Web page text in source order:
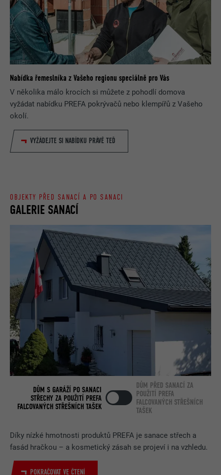
Nabídka řemeslníka z Vašeho regionu speciálně pro Vás
V několika málo krocích si můžete z pohodlí domova
vyžádat nabídku PREFA pokrývačů nebo klempířů z Vašeho
okolí.
VYŽÁDEJTE SI NABÍDKU PRÁVĚ TEĎ
Díky nízké hmotnosti produktů PREFA je sanace střech a
fasád hračkou – a kosmetický zásah se projeví i na vzhledu.
POKRAČOVAT VE ČTENÍ
GALERIE SANACÍ
OBJEKTY PŘED SANACÍ A PO SANACI
DŮM S GARÁŽÍ PO SANACI
STŘECHY ZA POUŽITÍ PREFA
FALCOVANÝCH STŘEŠNÍCH TAŠEK
DŮM PŘED SANACÍ ZA
POUŽITÍ PREFA
FALCOVANÝCH STŘEŠNÍCH
TAŠEK